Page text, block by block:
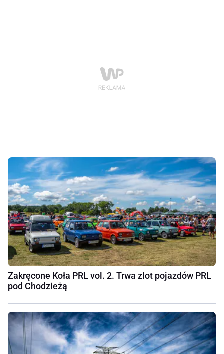
Zakręcone Koła PRL vol. 2. Trwa zlot pojazdów PRL
pod Chodzieżą